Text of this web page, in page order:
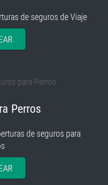
de seguros de Viaje
Perros
de seguros para